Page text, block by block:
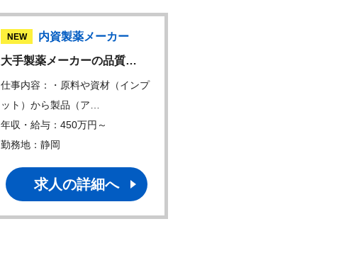
NEW
内資製薬メーカー
大手製薬メーカーの品質…
仕事内容：・原料や資材（インプ
ット）から製品（ア…
年収・給与：450万円～
勤務地：静岡
求人の詳細へ